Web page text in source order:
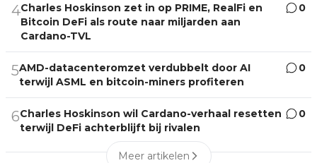
4Charles Hoskinson zet in op PRIME, RealFi en
Bitcoin DeFi als route naar miljarden aan
Cardano-TVL
0
5AMD-datacenteromzet verdubbelt door AI
terwijl ASML en bitcoin-miners profiteren
0
6Charles Hoskinson wil Cardano-verhaal resetten
terwijl DeFi achterblijft bij rivalen
0
Meer artikelen